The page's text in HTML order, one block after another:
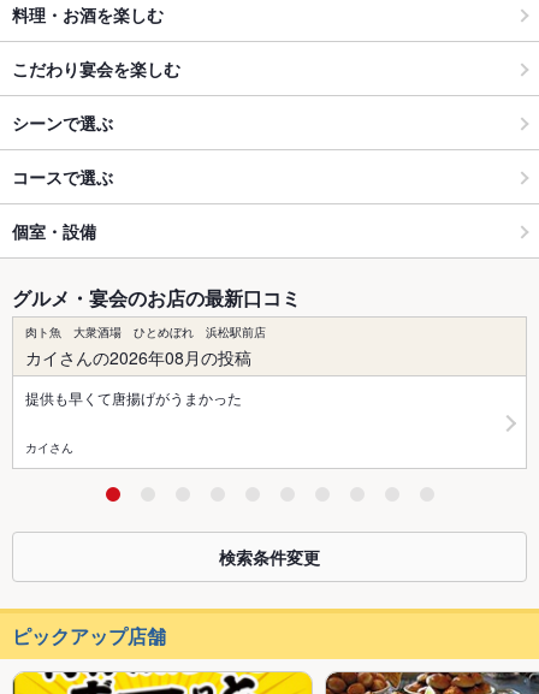
料理・お酒を楽しむ
こだわり宴会を楽しむ
シーンで選ぶ
コースで選ぶ
個室・設備
グルメ・宴会のお店の最新口コミ
肉ト魚 大衆酒場 ひとめぼれ 浜松駅前店
カイさんの2026年08月の投稿
提供も早くて唐揚げがうまかった
カイさん
検索条件変更
ピックアップ店舗